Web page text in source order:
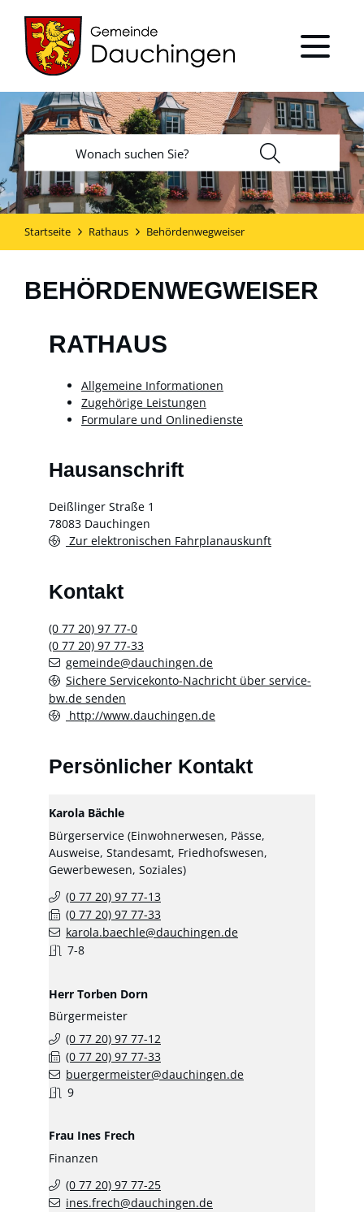
Startseite Rathaus Behördenwegweiser
BEHÖRDENWEGWEISER
RATHAUS
Allgemeine Informationen
Zugehörige Leistungen
Formulare und Onlinedienste
Hausanschrift
Deißlinger Straße 1
78083 Dauchingen
Zur elektronischen Fahrplanauskunft
Kontakt
(0 77 20) 97 77-0
(0 77 20) 97 77-33
gemeinde@dauchingen.de
Sichere Servicekonto-Nachricht über service-
bw.de senden
http://www.dauchingen.de
Persönlicher Kontakt
Karola Bächle
Bürgerservice (Einwohnerwesen, Pässe,
Ausweise, Standesamt, Friedhofswesen,
Gewerbewesen, Soziales)
(0 77 20) 97 77-13
(0 77 20) 97 77-33
karola.baechle@dauchingen.de
7-8
Herr Torben Dorn
Bürgermeister
(0 77 20) 97 77-12
(0 77 20) 97 77-33
buergermeister@dauchingen.de
9
Frau Ines Frech
Finanzen
(0 77 20) 97 77-25
ines.frech@dauchingen.de